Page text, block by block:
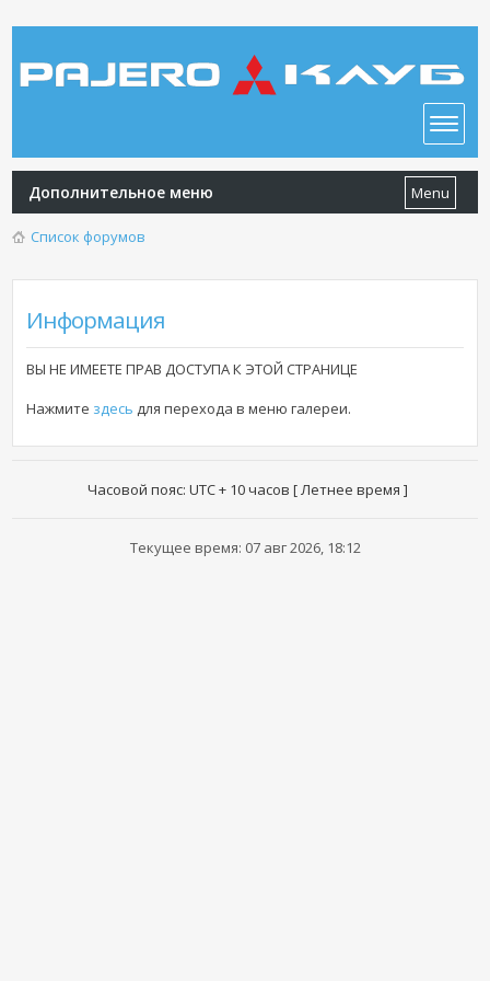
Дополнительное меню Menu
Список форумов
Информация
ВЫ НЕ ИМЕЕТЕ ПРАВ ДОСТУПА К ЭТОЙ СТРАНИЦЕ
Нажмите здесь для перехода в меню галереи.
Часовой пояс: UTC + 10 часов [ Летнее время ]
Текущее время: 07 авг 2026, 18:12